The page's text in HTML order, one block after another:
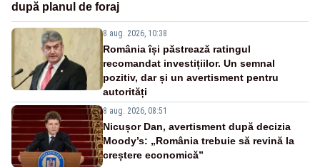
după planul de foraj
8 aug. 2026, 10:38
România își păstrează ratingul
recomandat investițiilor. Un semnal
pozitiv, dar și un avertisment pentru
autorități
8 aug. 2026, 08:51
Nicușor Dan, avertisment după decizia
Moody’s: „România trebuie să revină la
creștere economică”